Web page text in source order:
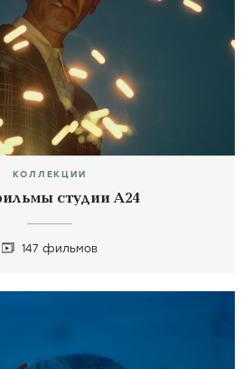
КОЛЛЕКЦИИ
студии А24
147 фильмов